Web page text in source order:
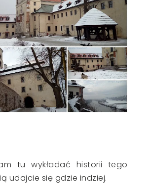
tu wykładać historii tego
udajcie się gdzie indziej.